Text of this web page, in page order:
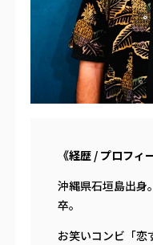
《経歴 / プロフィ
沖縄県石垣島出身
卒。
お笑いコンビ「恋